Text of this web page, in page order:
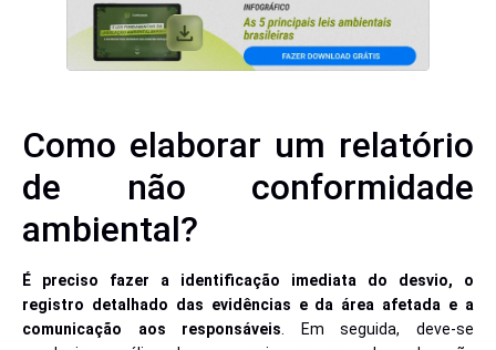
Como elaborar um relatório
de não conformidade
ambiental?
É preciso fazer a identificação imediata do desvio, o
registro detalhado das evidências e da área afetada e a
comunicação aos responsáveis . Em seguida, deve-se